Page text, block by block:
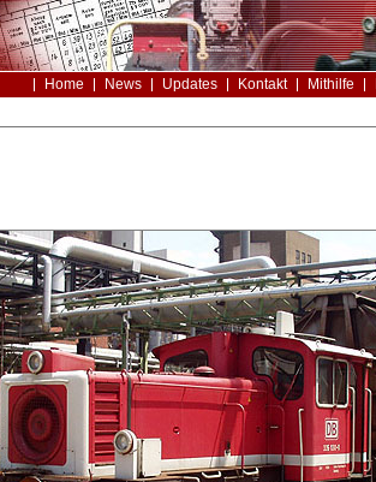
Home News Updates Kontakt Mithilfe